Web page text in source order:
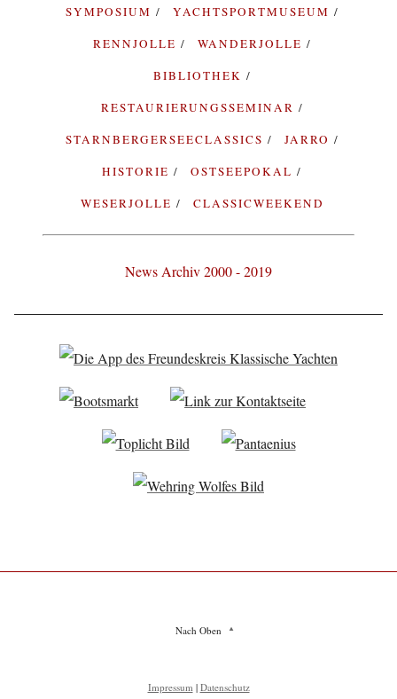
SYMPOSIUM
YACHTSPORTMUSEUM
RENNJOLLE
WANDERJOLLE
BIBLIOTHEK
RESTAURIERUNGSSEMINAR
STARNBERGERSEECLASSICS
JARRO
HISTORIE
OSTSEEPOKAL
WESERJOLLE
CLASSICWEEKEND
News Archiv 2000 - 2019
Nach Oben
Impressum | Datenschutz